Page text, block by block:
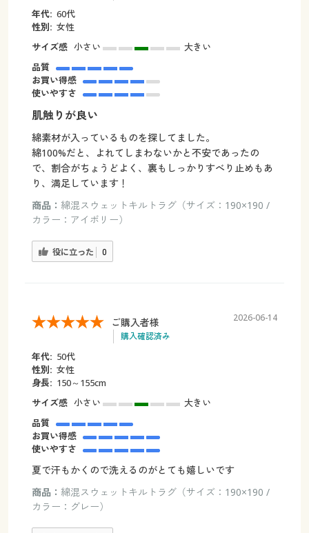
年代: 60代
性別: 女性
サイズ感 小さい
大きい
品質
お買い得感
使いやすさ
肌触りが良い
綿素材が入っているものを探してました。
綿100%だと、よれてしまわないかと不安であったの
で、割合がちょうどよく、裏もしっかりすべり止めもあ
り、満足しています！
商品： 綿混スウェットキルトラグ（サイズ：190×190 /
カラー：アイボリー）
役に立った 0
ご購入者様
購入確認済み
2026-06-14
年代: 50代
性別: 女性
身長: 150～155cm
サイズ感 小さい
大きい
品質
お買い得感
使いやすさ
夏で汗もかくので洗えるのがとても嬉しいです
商品： 綿混スウェットキルトラグ（サイズ：190×190 /
カラー：グレー）